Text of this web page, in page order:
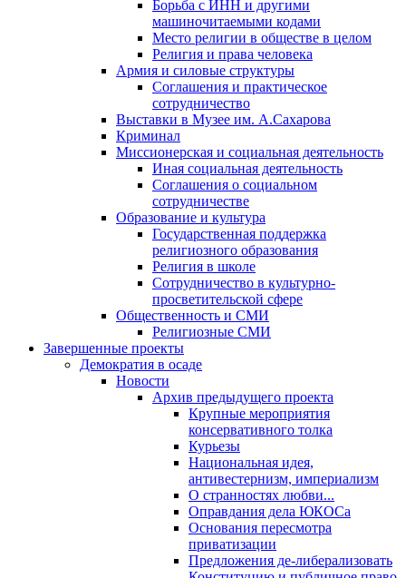
Борьба с ИНН и другими
машиночитаемыми кодами
Место религии в обществе в целом
Религия и права человека
Армия и силовые структуры
Соглашения и практическое
сотрудничество
Выставки в Музее им. А.Сахарова
Криминал
Миссионерская и социальная деятельность
Иная социальная деятельность
Соглашения о социальном
сотрудничестве
Образование и культура
Государственная поддержка
религиозного образования
Религия в школе
Сотрудничество в культурно-
просветительской сфере
Общественность и СМИ
Религиозные СМИ
Завершенные проекты
Демократия в осаде
Новости
Архив предыдущего проекта
Крупные мероприятия
консервативного толка
Курьезы
Национальная идея,
антивестернизм, империализм
О странностях любви...
Оправдания дела ЮКОСа
Основания пересмотра
приватизации
Предложения де-либерализовать